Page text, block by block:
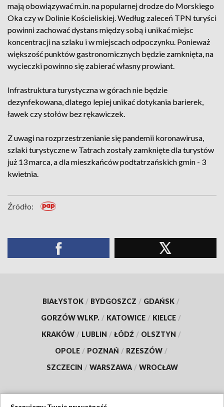
mają obowiązywać m.in. na popularnej drodze do Morskiego
Oka czy w Dolinie Kościeliskiej. Według zaleceń TPN turyści
powinni zachować dystans między sobą i unikać miejsc
koncentracji na szlaku i w miejscach odpoczynku. Ponieważ
większość punktów gastronomicznych będzie zamknięta, na
wycieczki powinno się zabierać własny prowiant.
Infrastruktura turystyczna w górach nie będzie
dezynfekowana, dlatego lepiej unikać dotykania barierek,
ławek czy stołów bez rękawiczek.
Z uwagi na rozprzestrzenianie się pandemii koronawirusa,
szlaki turystyczne w Tatrach zostały zamknięte dla turystów
już 13 marca, a dla mieszkańców podtatrzańskich gmin - 3
kwietnia.
Źródło:
BIAŁYSTOK / BYDGOSZCZ / GDAŃSK /
GORZÓW WLKP. / KATOWICE / KIELCE /
KRAKÓW / LUBLIN / ŁÓDŹ / OLSZTYN /
OPOLE / POZNAŃ / RZESZÓW /
SZCZECIN / WARSZAWA / WROCŁAW